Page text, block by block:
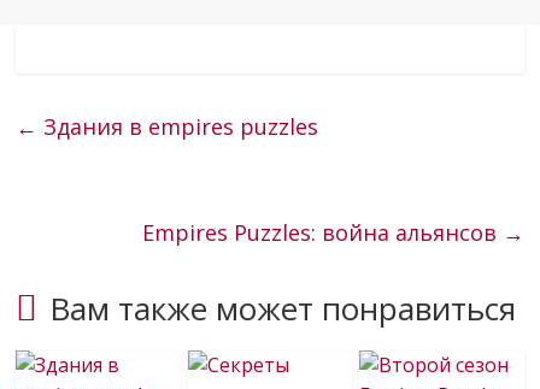
← Здания в empires puzzles
Empires Puzzles: война альянсов →
Вам также может понравиться